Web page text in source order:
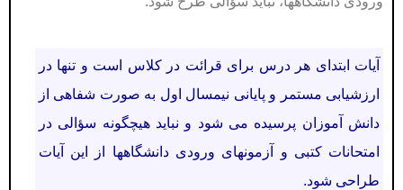
آیات ابتدای هر درس برای قرائت در كلاس است و تنها در
ارزشیابی مستمر و پایانی نیمسال اول به صورت شفاهی از
دانش آموزان پرسیده می شود و نباید هیچگونه سؤالی در
امتحانات كتبی و آزمونهای ورودی دانشگاهها از این آیات
طراحی شود.